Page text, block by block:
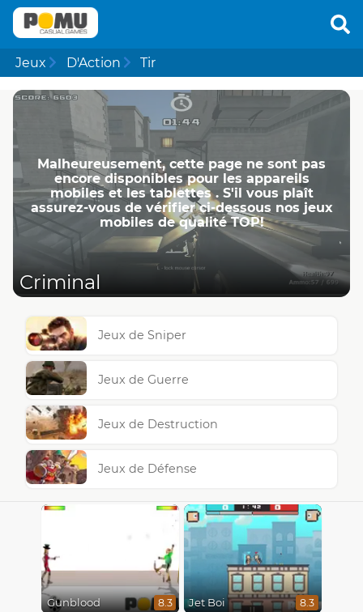
Jeux D'Action Tir
Malheureusement, cette page ne ​​sont pas
encore disponibles pour les appareils
mobiles et les tablettes . S'il vous plaît
assurez-vous de vérifier ci-dessous nos jeux
mobiles de qualité TOP!
Criminal
Jeux de Sniper
Jeux de Guerre
Jeux de Destruction
Jeux de Défense
Gunblood 8.3 Jet Boi 8.3